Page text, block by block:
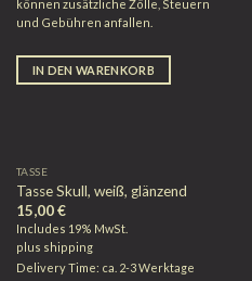
können zusätzliche Zölle, Steuern
und Gebühren anfallen.
IN DEN WARENKORB
TASSE
Tasse Skull, weiß, glänzend
15,00€
Includes 19% MwSt.
plus shipping
Delivery Time: ca. 2-3 Werktage